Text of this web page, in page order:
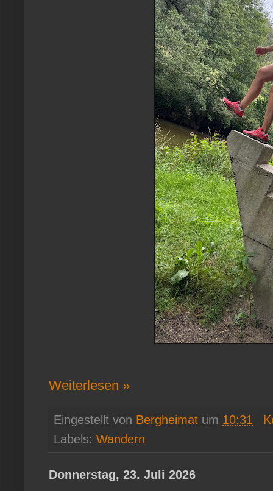
Weiterlesen »
Eingestellt von Bergheimat um 10:31
Labels: Wandern
Donnerstag, 23. Juli 2026